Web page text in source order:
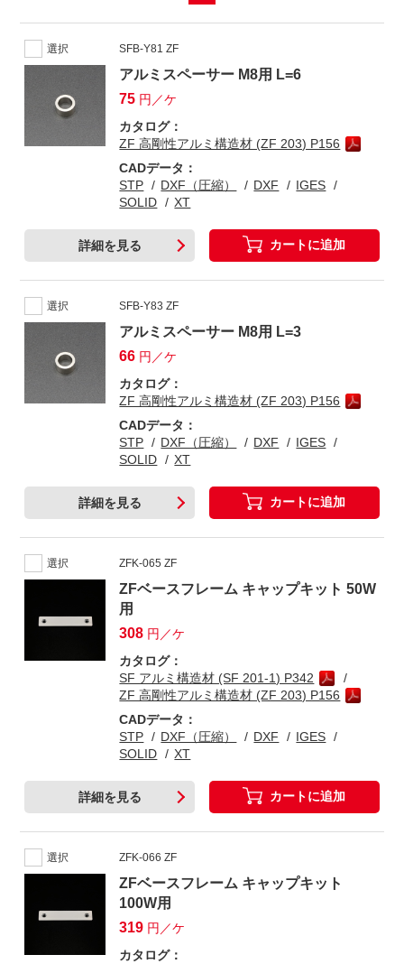
選択 SFB-Y81 ZF
アルミスペーサー M8用 L=6
75 円／ケ
カタログ：
ZF 高剛性アルミ構造材 (ZF 203) P156
CADデータ：
STP
DXF（圧縮） DXF
IGES
SOLID
XT
詳細を見る カートに追加
選択 SFB-Y83 ZF
アルミスペーサー M8用 L=3
66 円／ケ
カタログ：
ZF 高剛性アルミ構造材 (ZF 203) P156
CADデータ：
STP
DXF（圧縮） DXF
IGES
SOLID
XT
詳細を見る カートに追加
選択 ZFK-065 ZF
ZFベースフレーム キャップキット 50W
用
308 円／ケ
カタログ：
SF アルミ構造材 (SF 201-1) P342
ZF 高剛性アルミ構造材 (ZF 203) P156
CADデータ：
STP
DXF（圧縮） DXF
IGES
SOLID
XT
詳細を見る カートに追加
選択 ZFK-066 ZF
ZFベースフレーム キャップキット
100W用
319 円／ケ
カタログ：